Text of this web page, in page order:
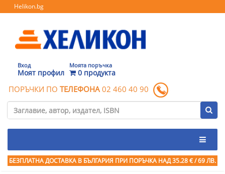
Helikon.bg
Вход
Моят профил
Моята поръчка
0 продукта
ПОРЪЧКИ ПО ТЕЛЕФОНА 02 460 40 90
БЕЗПЛАТНА ДОСТАВКА В БЪЛГАРИЯ ПРИ ПОРЪЧКА НАД 35.28 € / 69 ЛВ.